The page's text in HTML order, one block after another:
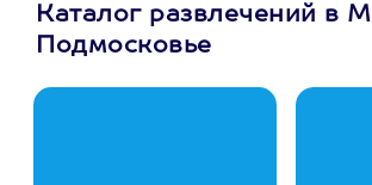
Каталог развлечений в
Подмосковье